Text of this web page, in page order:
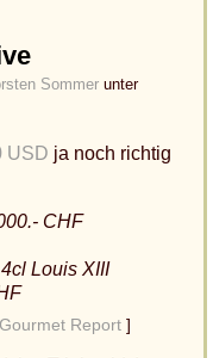
Sommer unter
USD ja noch richtig
CHF
Louis XIII
Gourmet Report ]